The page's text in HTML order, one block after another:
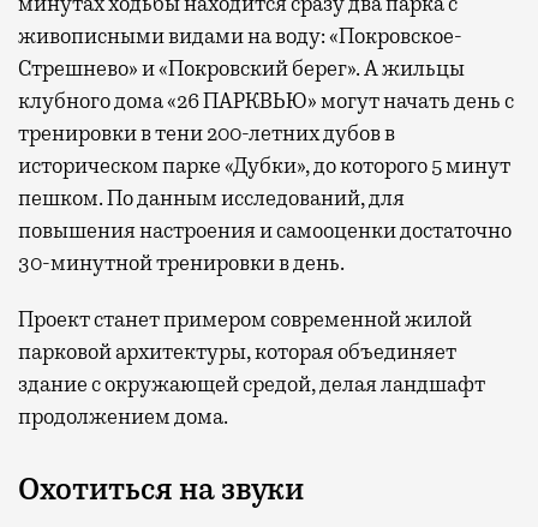
живописными видами на воду: «Покровское-
Стрешнево» и «Покровский берег». А жильцы
клубного дома «26 ПАРКВЬЮ» могут начать день с
тренировки в тени 200-летних дубов в
историческом парке «Дубки», до которого 5 минут
пешком. По данным исследований, для
повышения настроения и самооценки достаточно
30-минутной тренировки в день.
Проект станет примером современной жилой
парковой архитектуры, которая объединяет
здание с окружающей средой, делая ландшафт
продолжением дома.
Охотиться на звуки